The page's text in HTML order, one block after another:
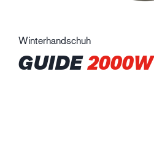
Winterhandschuh
GUIDE2000W